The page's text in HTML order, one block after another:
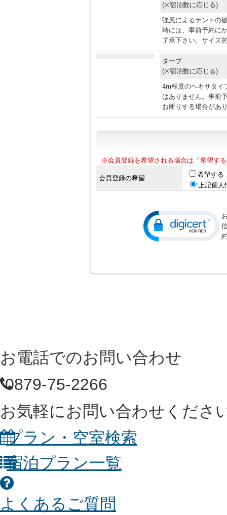
(※宿泊数に応じる)
強風によるテントの
時には、事前予約に
了承下さい。サイズ
タープ
(※宿泊数に応じる)
4m程度のヘキサタイ
はありません。事前
お断りする場合があ
※会員登録を希望される場合は「希望す
会員登録の希望
希望する
上記個
お電話でのお問い合わせ
0879-75-2266
お気軽にお問い合わせくださ
プラン・空室検索
宿泊プラン一覧
よくあるご質問